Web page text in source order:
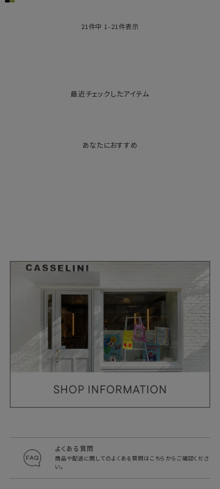
21 件中 1 -21 件表示
最近チェックしたアイテム
あなたにおすすめ
よくある質問
商品や配送に関してのよくある質問はこちらからご確認くださ
い。